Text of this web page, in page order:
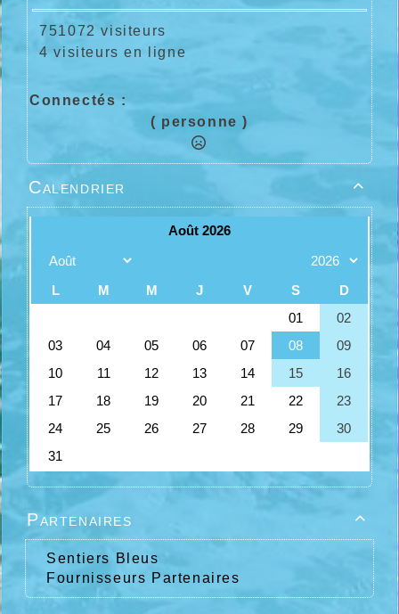
751072 visiteurs
4 visiteurs en ligne
Connectés :
( personne )

Calendrier

Partenaires
Sentiers Bleus
Fournisseurs Partenaires